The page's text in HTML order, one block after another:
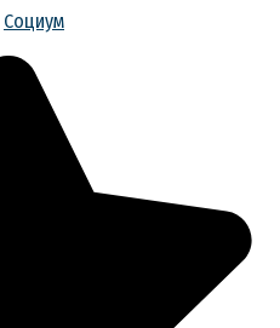
Социум